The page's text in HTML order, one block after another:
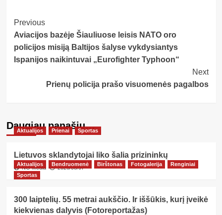
Post
Navigation
Previous
Aviacijos bazėje Šiauliuose leisis NATO oro
policijos misiją Baltijos šalyse vykdysiantys
Ispanijos naikintuvai „Eurofighter Typhoon“
Next
Prienų policija prašo visuomenės pagalbos
Daugiau panašių…
Aktualijos Prienai Sportas
Lietuvos sklandytojai liko šalia prizininkų
NG Media 2026/08/07
Aktualijos Bendruomenė Birštonas Fotogalerija
Renginiai
Sportas
300 laiptelių. 55 metrai aukščio. Ir iššūkis, kurį įveikė
kiekvienas dalyvis (Fotoreportažas)